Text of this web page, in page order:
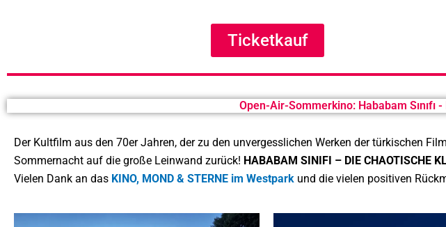
Ticketkauf
Open-Air-Sommerkino: Hababam Sınıfı
Der Kultfilm aus den 70er Jahren, der zu den unvergesslichen Werken der türkischen
Sommernacht auf die große Leinwand zurück! HABABAM SINIFI – DIE CHAOTISCHE
Vielen Dank an das KINO, MOND & STERNE im Westpark und die vielen positiven